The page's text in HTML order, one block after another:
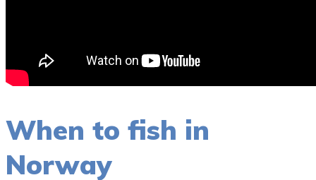
When to fish in
Norway